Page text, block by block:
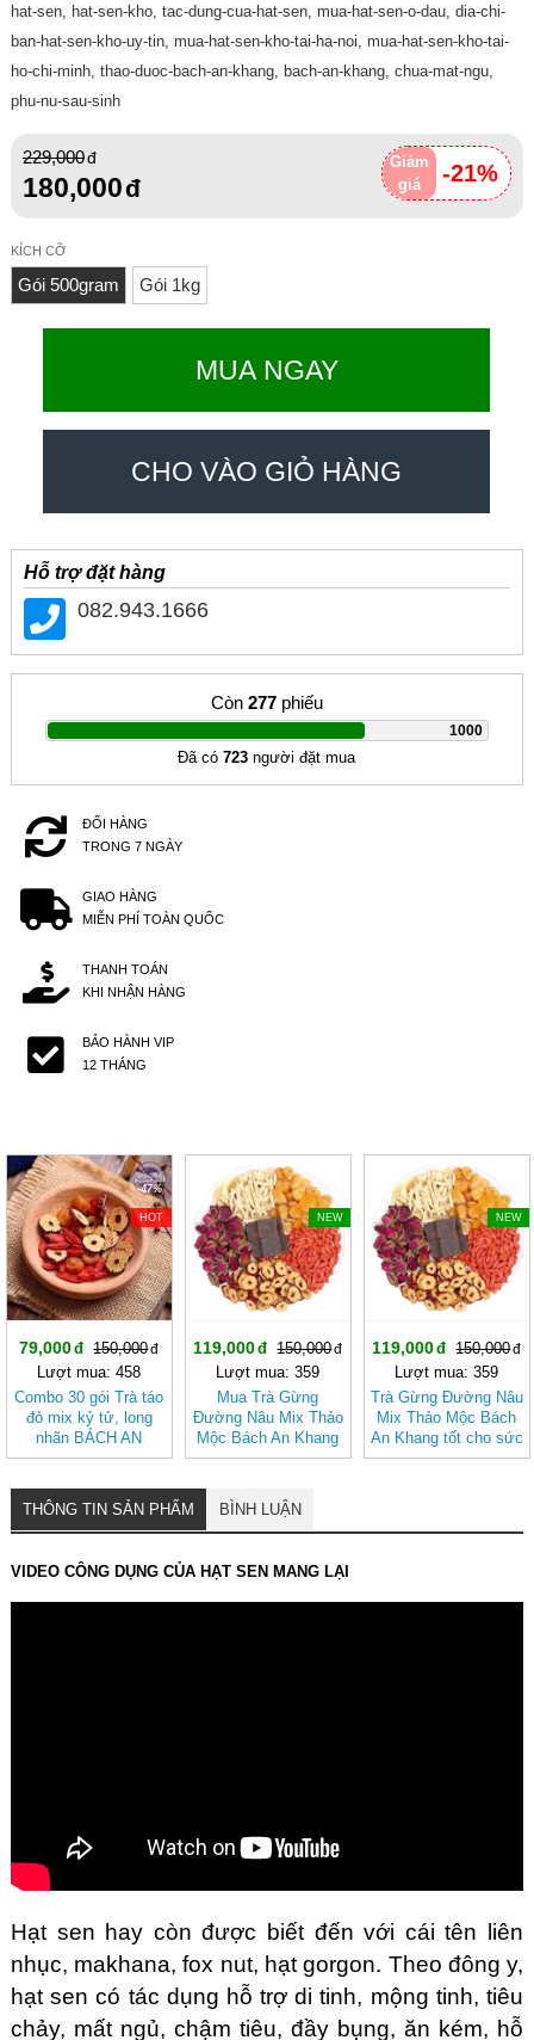
hat-sen, hat-sen-kho, tac-dung-cua-hat-sen, mua-hat-sen-o-dau, dia-chi-
ban-hat-sen-kho-uy-tin, mua-hat-sen-kho-tai-ha-noi, mua-hat-sen-kho-tai-
ho-chi-minh, thao-duoc-bach-an-khang, bach-an-khang, chua-mat-ngu,
phu-nu-sau-sinh
Giảm
giá
-21%
229,000
180,000
KÍCH CỠ
Gói 500gram Gói 1kg
MUA NGAY
CHO VÀO GIỎ HÀNG
Hỗ trợ đặt hàng
082.943.1666
Còn 277phiếu
1000
|
Đã có723 người đặt mua
ĐỔI HÀNG
TRONG 7 NGÀY
GIAO HÀNG
MIỄN PHÍ TOÀN QUỐC
THANH TOÁN
KHI NHẬN HÀNG
BẢO HÀNH VIP
12 THÁNG
-47%
HOT
79,000
150,000
Lượt mua: 458
Combo 30 gói Trà táo
đỏ mix kỷ tử, long
nhãn BÁCH AN
KHANG
-20%
NEW
119,000
150,000
Lượt mua: 359
Mua Trà Gừng
Đường Nâu Mix Thảo
Mộc Bách An Khang
– Thơm Ấm Tự
-20%
NEW
119,000
150,000
Lượt mua: 359
Trà Gừng Đường Nâu
Mix Thảo Mộc Bách
An Khang tốt cho sức
khỏe, dễ uống
THÔNG TIN SẢN PHẨM BÌNH LUẬN
VIDEO CÔNG DỤNG CỦA HẠT SEN MANG LẠI
Hạt sen hay còn được biết đến với cái tên liên
nhục, makhana, fox nut, hạt gorgon. Theo đông y,
hạt sen có tác dụng hỗ trợ di tinh, mộng tinh, tiêu
chảy, mất ngủ, chậm tiêu, đầy bụng, ăn kém, hỗ